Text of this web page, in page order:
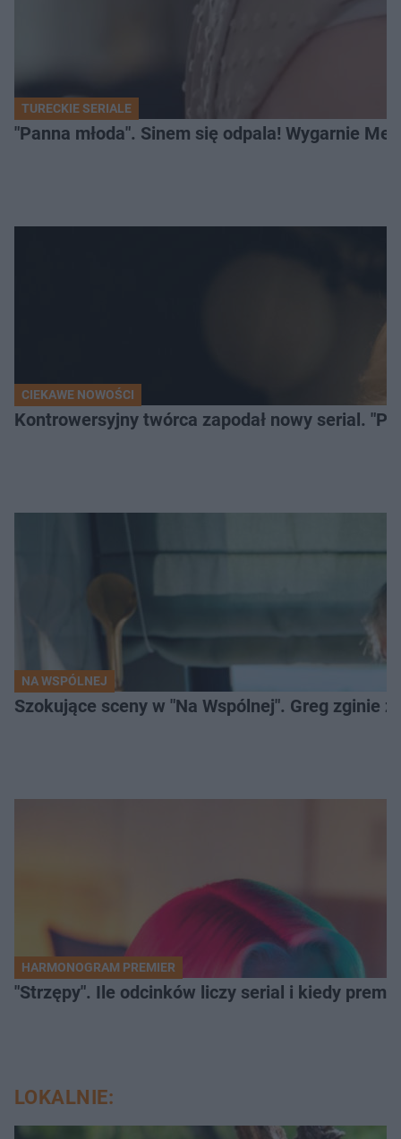
TURECKIE SERIALE
"Panna młoda". Sinem się odpala! Wygarnie
CIEKAWE NOWOŚCI
Kontrowersyjny twórca zapodał nowy serial.
NA WSPÓLNEJ
Szokujące sceny w "Na Wspólnej". Greg zginie z
HARMONOGRAM PREMIER
"Strzępy". Ile odcinków liczy serial i kiedy
LOKALNIE: